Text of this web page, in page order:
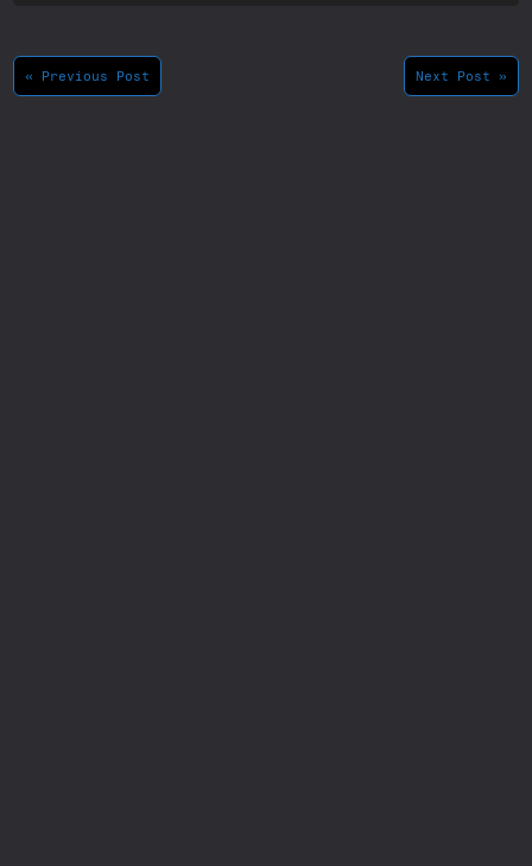
« Previous Post Next Post »